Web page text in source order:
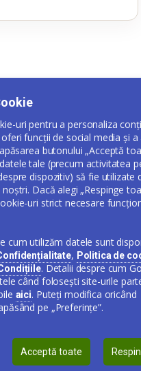
uri pentru a personaliza
funcții de social media și a
butonului „Acceptă
tale (precum activitatea
dispozitiv) să fie utilizate
Dacă alegi „Respinge
uri strict necesare
cum utilizăm datele sunt
, Politica de
. Detalii despre cum
când folosești site-urile
aici. Puteți modifica oricând
pe „Preferințe”.
Acceptă toate